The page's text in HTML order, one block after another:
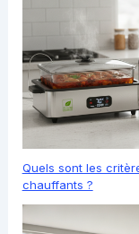
Quels sont les
chauffants ?